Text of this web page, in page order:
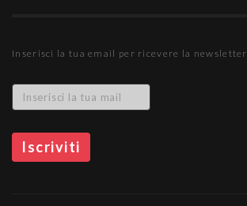
Inserisci la tua email per ricevere la newsletter